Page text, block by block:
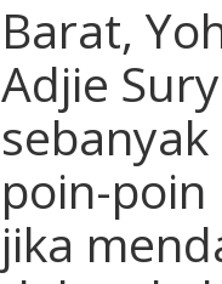
Barat,
Adjie
poin-
jika